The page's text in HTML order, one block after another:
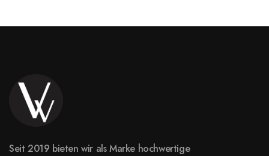
Seit 2019 bieten wir als Marke hochwertige